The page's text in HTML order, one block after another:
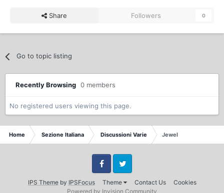
Share Followers 0
Go to topic listing
Recently Browsing 0 members
No registered users viewing this page.
Home Sezione Italiana Discussioni Varie Jewel
IPS Themeby IPSFocus Theme Contact Us Cookies
FacebookTwitter
Powered by Invision Community